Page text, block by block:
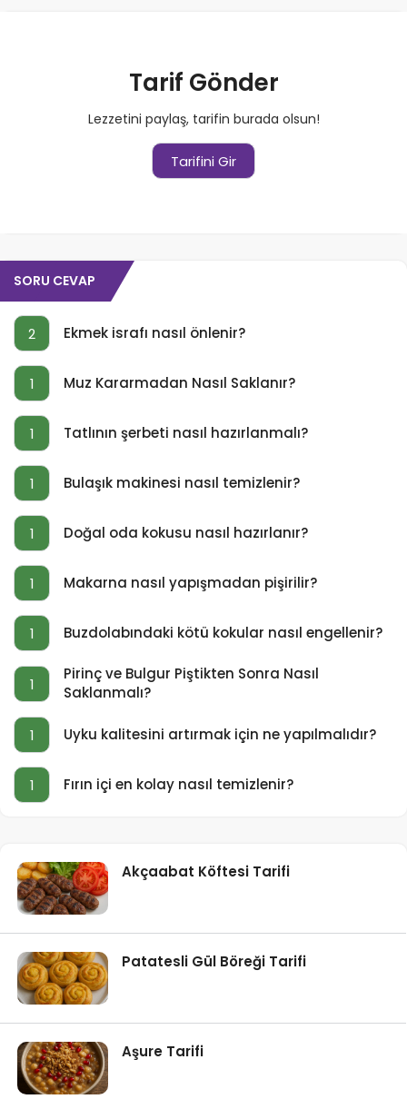
Tarif Gönder
Lezzetini paylaş, tarifin burada olsun!
Tarifini Gir
SORU CEVAP
2 Ekmek israfı nasıl önlenir?
1 Muz Kararmadan Nasıl Saklanır?
1 Tatlının şerbeti nasıl hazırlanmalı?
1 Bulaşık makinesi nasıl temizlenir?
1 Doğal oda kokusu nasıl hazırlanır?
1 Makarna nasıl yapışmadan pişirilir?
1 Buzdolabındaki kötü kokular nasıl engellenir?
1
Pirinç ve Bulgur Piştikten Sonra Nasıl
Saklanmalı?
1 Uyku kalitesini artırmak için ne yapılmalıdır?
1 Fırın içi en kolay nasıl temizlenir?
Akçaabat Köftesi Tarifi
Patatesli Gül Böreği Tarifi
Aşure Tarifi